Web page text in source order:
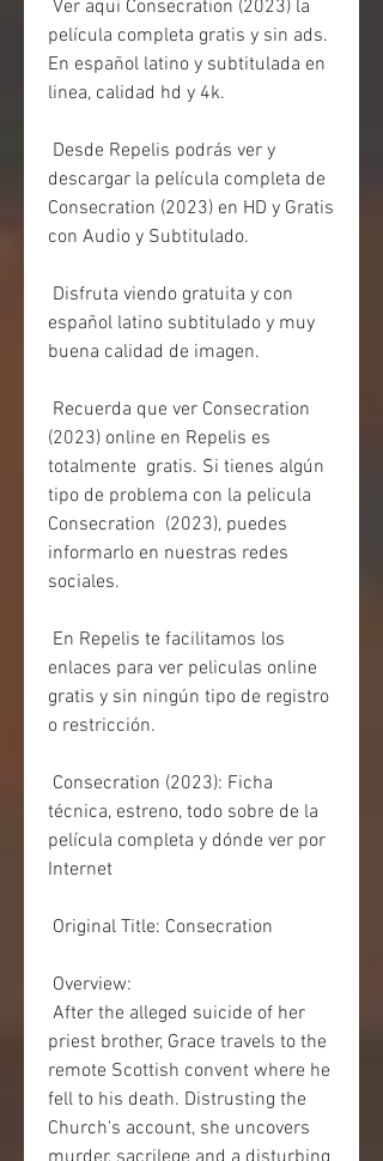
película completa gratis y sin ads.
En español latino y subtitulada en
linea, calidad hd y 4k.
descargar la película completa de
Consecration (2023) en HD y Gratis
con Audio y Subtitulado.
español latino subtitulado y muy
buena calidad de imagen.
(2023) online en Repelis es
totalmente  gratis. Si tienes algún
tipo de problema con la pelicula
Consecration  (2023), puedes
informarlo en nuestras redes
sociales.
enlaces para ver peliculas online
gratis y sin ningún tipo de registro
o restricción.
técnica, estreno, todo sobre de la
película completa y dónde ver por
Internet
Original Title: Consecration
Overview:
priest brother, Grace travels to the
remote Scottish convent where he
fell to his death. Distrusting the
Church's account, she uncovers